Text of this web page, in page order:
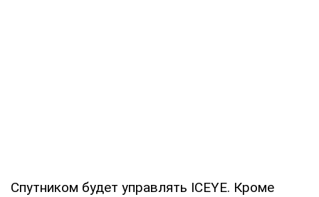
Спутником будет управлять ICEYE. Кроме